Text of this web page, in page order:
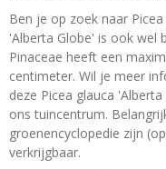
Ben je op zoek naar
'Alberta Globe' is ook wel
Pinaceae heeft een
centimeter. Wil je meer
deze Picea glauca
ons tuincentrum.
groenencyclopedie zijn
verkrijgbaar.